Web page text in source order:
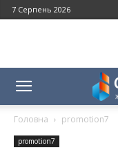
7 Серпень 2026
Головна promotion7
promotion7